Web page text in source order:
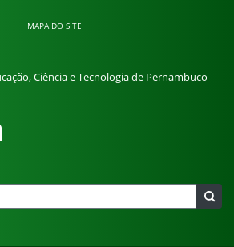
MAPA DO SITE
Ciência e Tecnologia de Pernambuco